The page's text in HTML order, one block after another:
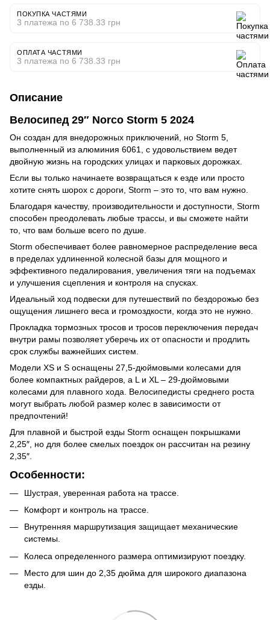
ПОКУПКА ЧАСТЯМИ
3 платежа по 6 738.33 грн
ОПЛАТА ЧАСТЯМИ
3 платежа по 6 738.33 грн
Описание
Велосипед 29″ Norco Storm 5 2024
Он создан для внедорожных приключений, но Storm 5,
выполненный из алюминия 6061, с удовольствием ведет
двойную жизнь на городских улицах и парковых дорожках.
Если вы только начинаете возвращаться к езде или просто
хотите снять шорох с дороги, Storm – это то, что вам нужно.
Благодаря качеству, производительности и доступности, Storm
способен преодолевать любые трассы, и вы сможете найти
то, что вам больше всего по душе.
Storm обеспечивает более равномерное распределение веса
в пределах удлиненной колесной базы для мощного и
эффективного педалирования, увеличения тяги на подъемах
и улучшения сцепления и контроля на спусках.
Идеальный ход подвески для путешествий по бездорожью без
ощущения лишнего веса и громоздкости, когда это не нужно.
Прокладка тормозных тросов и тросов переключения передач
внутри рамы позволяет уберечь их от опасности и продлить
срок службы важнейших систем.
Модели XS и S оснащены 27,5-дюймовыми колесами для
более компактных райдеров, а L и XL – 29-дюймовыми
колесами для плавного хода. Велосипедисты среднего роста
могут выбрать любой размер колес в зависимости от
предпочтений!
Для плавной и быстрой езды Storm оснащен покрышками
2,25″, но для более смелых поездок он рассчитан на резину
2,35″.
Особенности:
Шустрая, уверенная работа на трассе.
Комфорт и контроль на трассе.
Внутренняя маршрутизация защищает механические
системы.
Колеса определенного размера оптимизируют поездку.
Место для шин до 2,35 дюйма для широкого диапазона
езды.